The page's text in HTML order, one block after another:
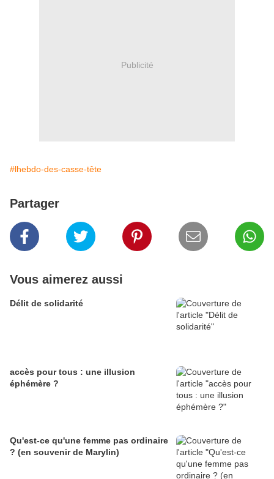
Publicité
#lhebdo-des-casse-tête
Partager
Vous aimerez aussi
Délit de solidarité
accès pour tous : une illusion
éphémère ?
Qu'est-ce qu'une femme pas ordinaire
? (en souvenir de Marylin)